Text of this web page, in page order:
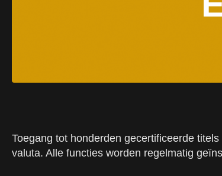
Toegang tot honderden gecertificeerde
valuta. Alle functies worden regelmatig